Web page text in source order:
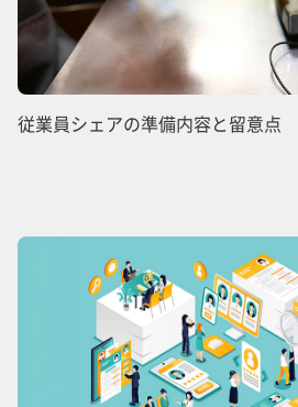
従業員シェアの準備内容と留意点